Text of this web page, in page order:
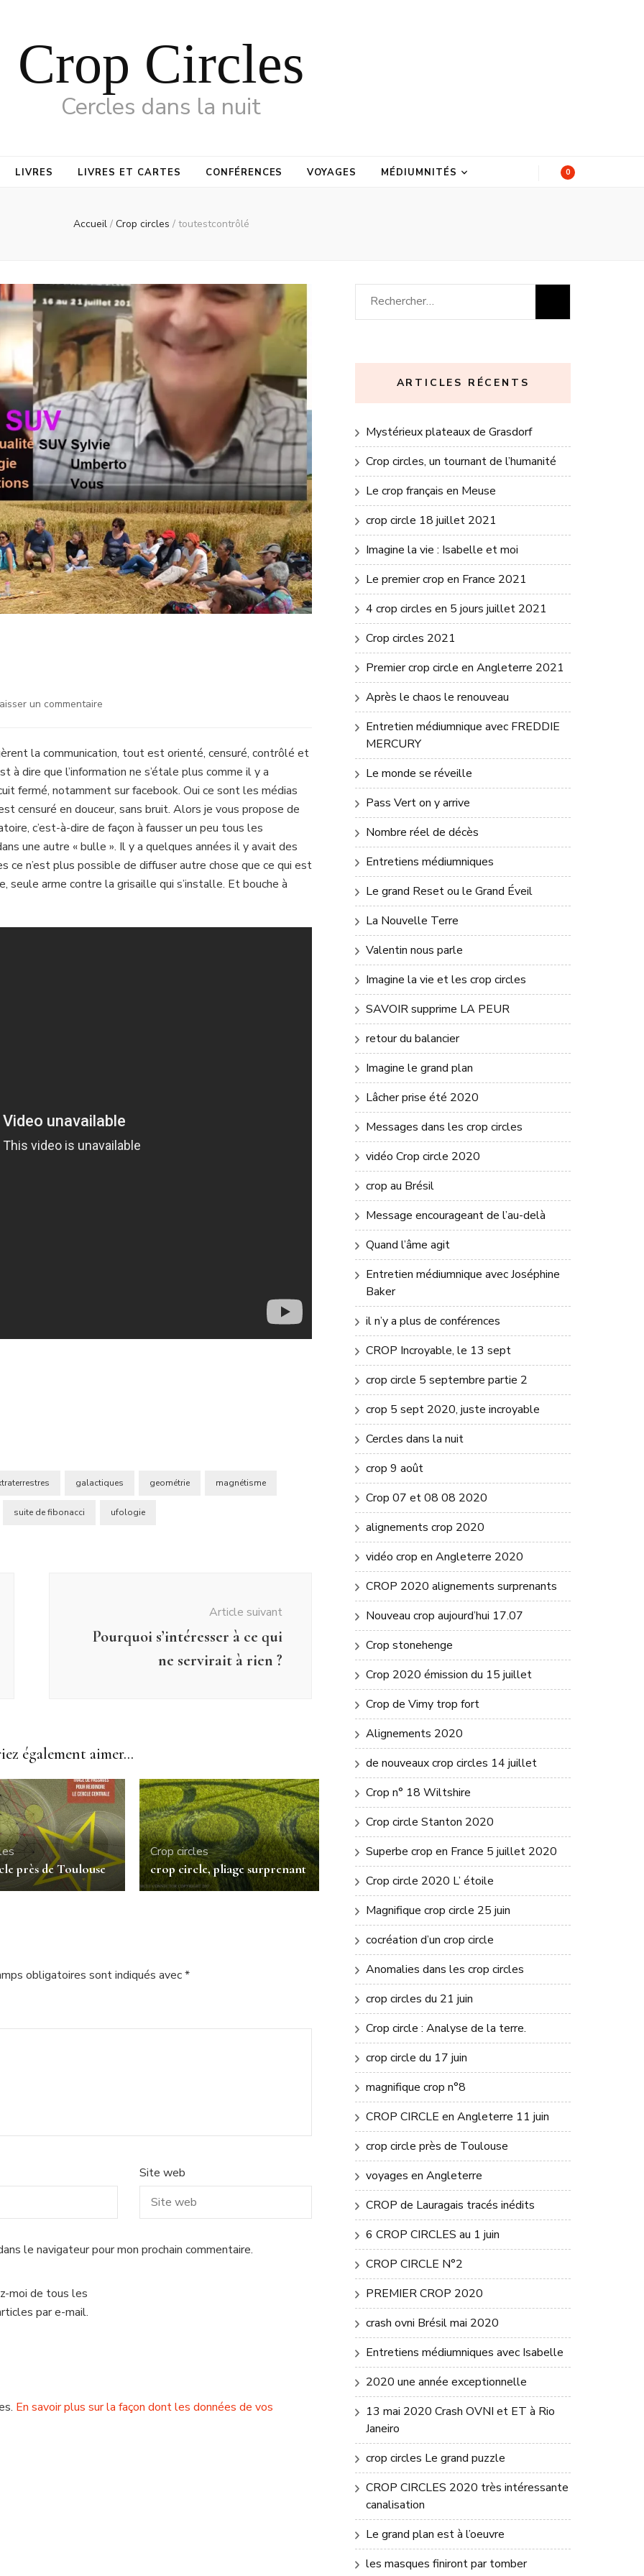
Crop Circles
Cercles dans la nuit
LIVRES LIVRES ET CARTES CONFÉRENCES VOYAGES MÉDIUMNITÉS 0
Accueil / Crop circles / toutestcontrôlé
un commentaire
la communication, tout est orienté, censuré, contrôlé et
à dire que l’information ne s’étale plus comme il y a
fermé, notamment sur facebook. Oui ce sont les médias
censuré en douceur, sans bruit. Alors je vous propose de
c’est-à-dire de façon à fausser un peu tous les
une autre « bulle ». Il y a quelques années il y avait des
ce n’est plus possible de diffuser autre chose que ce qui est
seule arme contre la grisaille qui s’installe. Et bouche à
galactiques geométrie magnétisme
suite de fibonacci ufologie
Article suivant
Pourquoi s’intéresser à ce qui
ne servirait à rien ?
également aimer...
près de Toulouse
Crop circles
crop circle, pliage surprenant
obligatoires sont indiqués avec*
Site web
le navigateur pour mon prochain commentaire.
moi de tous les
par e-mail.
En savoir plus sur la façon dont les données de vos
Rechercher :
ARTICLES RÉCENTS
Mystérieux plateaux de Grasdorf
Crop circles, un tournant de l’humanité
Le crop français en Meuse
crop circle 18 juillet 2021
Imagine la vie : Isabelle et moi
Le premier crop en France 2021
4 crop circles en 5 jours juillet 2021
Crop circles 2021
Premier crop circle en Angleterre 2021
Après le chaos le renouveau
Entretien médiumnique avec FREDDIE
MERCURY
Le monde se réveille
Pass Vert on y arrive
Nombre réel de décès
Entretiens médiumniques
Le grand Reset ou le Grand Éveil
La Nouvelle Terre
Valentin nous parle
Imagine la vie et les crop circles
SAVOIR supprime LA PEUR
retour du balancier
Imagine le grand plan
Lâcher prise été 2020
Messages dans les crop circles
vidéo Crop circle 2020
crop au Brésil
Message encourageant de l’au-delà
Quand l’âme agit
Entretien médiumnique avec Joséphine
Baker
il n’y a plus de conférences
CROP Incroyable, le 13 sept
crop circle 5 septembre partie 2
crop 5 sept 2020, juste incroyable
Cercles dans la nuit
crop 9 août
Crop 07 et 08 08 2020
alignements crop 2020
vidéo crop en Angleterre 2020
CROP 2020 alignements surprenants
Nouveau crop aujourd’hui 17.07
Crop stonehenge
Crop 2020 émission du 15 juillet
Crop de Vimy trop fort
Alignements 2020
de nouveaux crop circles 14 juillet
Crop n° 18 Wiltshire
Crop circle Stanton 2020
Superbe crop en France 5 juillet 2020
Crop circle 2020 L’ étoile
Magnifique crop circle 25 juin
cocréation d’un crop circle
Anomalies dans les crop circles
crop circles du 21 juin
Crop circle : Analyse de la terre.
crop circle du 17 juin
magnifique crop n°8
CROP CIRCLE en Angleterre 11 juin
crop circle près de Toulouse
voyages en Angleterre
CROP de Lauragais tracés inédits
6 CROP CIRCLES au 1 juin
CROP CIRCLE N°2
PREMIER CROP 2020
crash ovni Brésil mai 2020
Entretiens médiumniques avec Isabelle
2020 une année exceptionnelle
13 mai 2020 Crash OVNI et ET à Rio
Janeiro
crop circles Le grand puzzle
CROP CIRCLES 2020 très intéressante
canalisation
Le grand plan est à l’oeuvre
les masques finiront par tomber